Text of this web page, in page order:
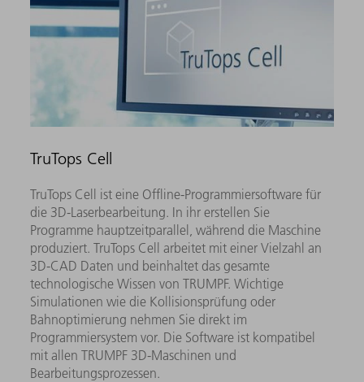
TruTops Cell
TruTops Cell ist eine Offline-Programmiersoftware für
die 3D-Laserbearbeitung. In ihr erstellen Sie
Programme hauptzeitparallel, während die Maschine
produziert. TruTops Cell arbeitet mit einer Vielzahl an
3D-CAD Daten und beinhaltet das gesamte
technologische Wissen von TRUMPF. Wichtige
Simulationen wie die Kollisionsprüfung oder
Bahnoptimierung nehmen Sie direkt im
Programmiersystem vor. Die Software ist kompatibel
mit allen TRUMPF 3D-Maschinen und
Bearbeitungsprozessen.